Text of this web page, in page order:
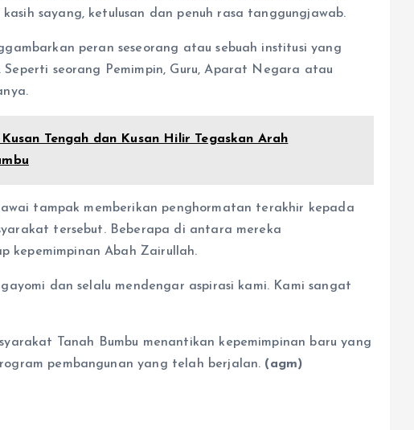
sayang, ketulusan dan penuh rasa tanggungjawab.
peran seseorang atau sebuah institusi yang
seorang Pemimpin, Guru, Aparat Negara atau
Tengah dan Kusan Hilir Tegaskan Arah
tampak memberikan penghormatan terakhir kepada
tersebut. Beberapa di antara mereka
kepemimpinan Abah Zairullah.
dan selalu mendengar aspirasi kami. Kami sangat
Tanah Bumbu menantikan kepemimpinan baru yang
pembangunan yang telah berjalan. (agm)